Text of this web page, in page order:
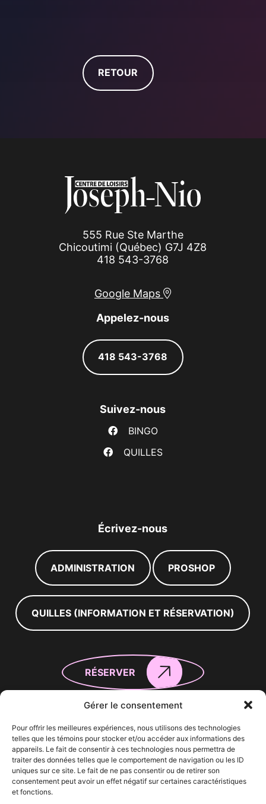
Gérer le consentement
Pour offrir les meilleures expériences, nous utilisons des technologies
telles que les témoins pour stocker et/ou accéder aux informations des
appareils. Le fait de consentir à ces technologies nous permettra de
traiter des données telles que le comportement de navigation ou les ID
uniques sur ce site. Le fait de ne pas consentir ou de retirer son
consentement peut avoir un effet négatif sur certaines caractéristiques
et fonctions.
RETOUR
555 Rue Ste Marthe
Chicoutimi (Québec) G7J 4Z8
418 543-3768
Google Maps
Appelez-nous
418 543-3768
Suivez-nous
BINGO
QUILLES
Écrivez-nous
ADMINISTRATION PROSHOP
QUILLES (INFORMATION ET RÉSERVATION)
RÉSERVER
Lundi 9:00 – 23:00
Mardi 9:00 – 23:00
Mercredi 9:00 – 22:00
Jeudi 9:00 – 23:00